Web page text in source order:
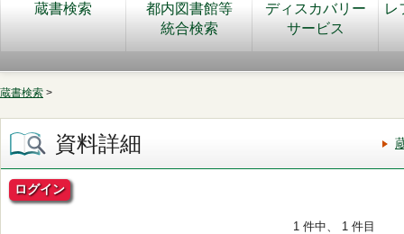
蔵書検索
都内図書館等
統合検索
ディスカバリー
サービス
レ
蔵書検索 >
資料詳細
ログイン
1 件中、 1 件目